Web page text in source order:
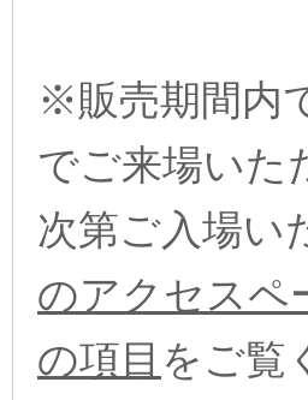
※販売期間内
でご来場いた
次第ご入場い
のアクセスペ
の項目 をご覧